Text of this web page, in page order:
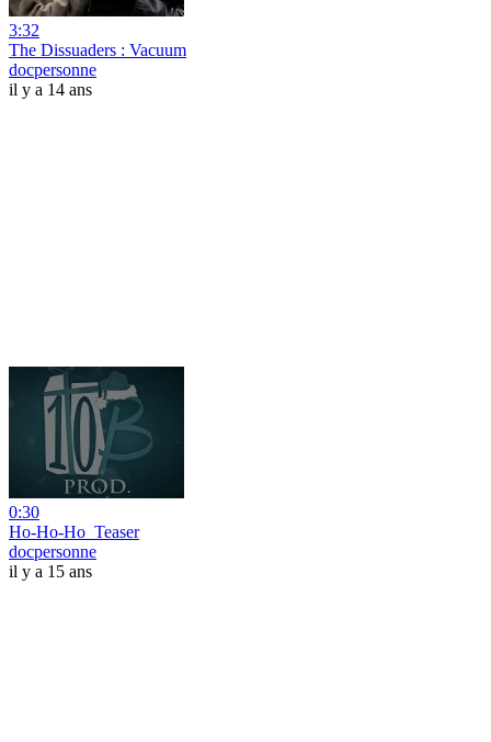
3:32
The Dissuaders : Vacuum
docpersonne
il y a 14 ans
0:30
Ho-Ho-Ho_Teaser
docpersonne
il y a 15 ans